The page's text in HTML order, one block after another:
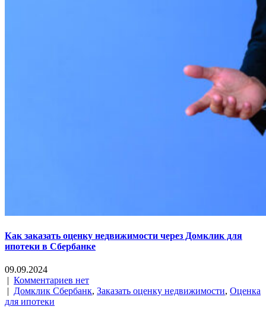
Как заказать оценку недвижимости через Домклик для
ипотеки в Сбербанке
09.09.2024
| Комментариев нет
| Домклик Сбербанк, Заказать оценку недвижимости, Оценка
для ипотеки